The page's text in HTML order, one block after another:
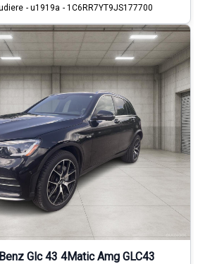
- u1919a - 1C6RR7YT9JS177700
Glc 43 4Matic Amg GLC43